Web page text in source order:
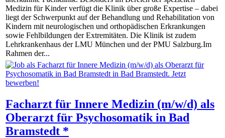
Medizin für Kinder verfügt die Klinik über große Expertise – dabei
liegt der Schwerpunkt auf der Behandlung und Rehabilitation von
Kindern mit neurologischen und orthopädischen Erkrankungen
sowie Fehlbildungen der Extremitäten. Die Klinik ist zudem
Lehrkrankenhaus der LMU München und der PMU Salzburg.Im
Rahmen der...
Facharzt für Innere Medizin (m/w/d) als
Oberarzt für Psychosomatik in Bad
Bramstedt *